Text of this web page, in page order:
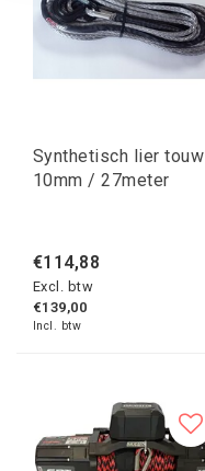
Synthetisch lier touw
10mm / 27meter
€114,88
Excl. btw
€139,00
Incl. btw